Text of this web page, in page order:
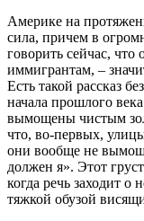
Америке на
сила, причем в
говорить сейчас,
иммигрантам, –
Есть такой рассказ
начала прошлого
вымощены чистым
что, во-первых,
они вообще не
должен я». Этот
когда речь заходит о
тяжкой обузой